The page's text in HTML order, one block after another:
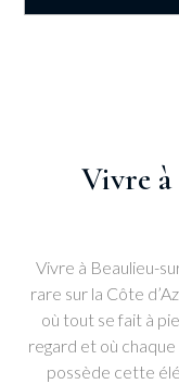
Vivre
Vivre à Beaulieu-
rare sur la Côte
où tout se fait à
regard et où
possède cette